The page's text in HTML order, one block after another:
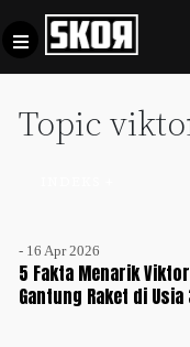
Topic
- 16 Apr 2026
5 Fakta Menarik
Gantung Raket di
Football +
Sports
Update
+
Privacy
Media
Siber